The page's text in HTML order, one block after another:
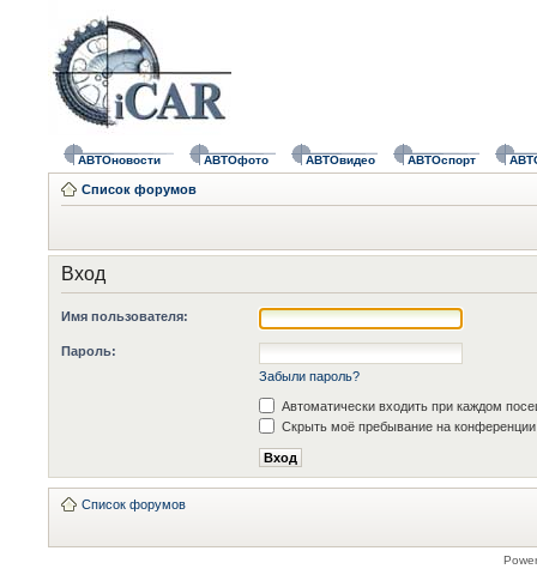
АВТОновости АВТОфото АВТОвидео АВТОспорт
Список форумов
Вход
Имя пользователя:
Пароль:
Забыли пароль?
Автоматически входить при каждом
Скрыть моё пребывание на конференции
Список форумов